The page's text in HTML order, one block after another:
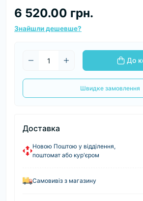
6 520.00 грн.
Знайшли дешевше?
До
Швидке замовлення
Доставка
Новою Поштою у відділення,
поштомат або кур'єром
Самовивіз з магазину